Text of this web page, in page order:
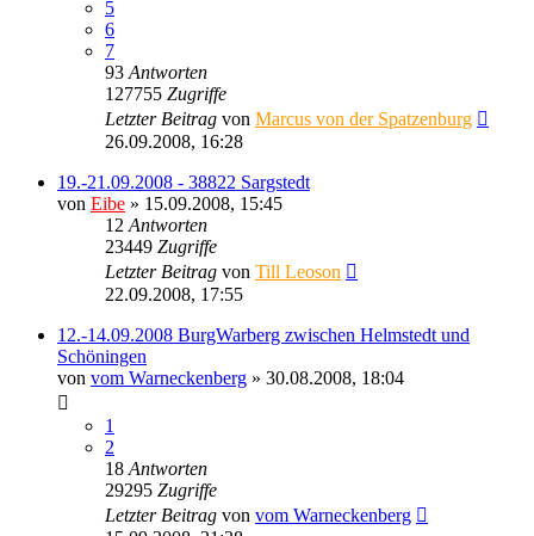
5
6
7
93Antworten
127755 Zugriffe
Letzter Beitrag von Marcus von der Spatzenburg
26.09.2008, 16:28
19.-21.09.2008 - 38822 Sargstedt
von Eibe » 15.09.2008, 15:45
12Antworten
23449 Zugriffe
Letzter Beitrag von Till Leoson
22.09.2008, 17:55
12.-14.09.2008 BurgWarberg zwischen Helmstedt und
Schöningen
von vom Warneckenberg » 30.08.2008, 18:04
1
2
18Antworten
29295 Zugriffe
Letzter Beitrag von vom Warneckenberg